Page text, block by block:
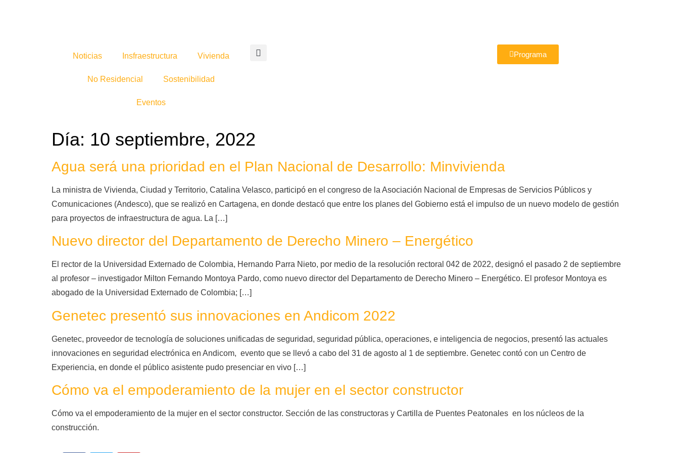
Noticias Insfraestructura Vivienda
No Residencial Sostenibilidad
Eventos
Programa
Día: 10 septiembre, 2022
Agua será una prioridad en el Plan Nacional de Desarrollo: Minvivienda
La ministra de Vivienda, Ciudad y Territorio, Catalina Velasco, participó en el congreso de la Asociación Nacional de Empresas de Servicios Públicos y
Comunicaciones (Andesco), que se realizó en Cartagena, en donde destacó que entre los planes del Gobierno está el impulso de un nuevo modelo de gestión
para proyectos de infraestructura de agua. La […]
Nuevo director del Departamento de Derecho Minero – Energético
El rector de la Universidad Externado de Colombia, Hernando Parra Nieto, por medio de la resolución rectoral 042 de 2022, designó el pasado 2 de septiembre
al profesor – investigador Milton Fernando Montoya Pardo, como nuevo director del Departamento de Derecho Minero – Energético. El profesor Montoya es
abogado de la Universidad Externado de Colombia; […]
Genetec presentó sus innovaciones en Andicom 2022
Genetec, proveedor de tecnología de soluciones unificadas de seguridad, seguridad pública, operaciones, e inteligencia de negocios, presentó las actuales
innovaciones en seguridad electrónica en Andicom, evento que se llevó a cabo del 31 de agosto al 1 de septiembre. Genetec contó con un Centro de
Experiencia, en donde el público asistente pudo presenciar en vivo […]
Cómo va el empoderamiento de la mujer en el sector constructor
Cómo va el empoderamiento de la mujer en el sector constructor. Sección de las constructoras y Cartilla de Puentes Peatonales en los núcleos de la
construcción.